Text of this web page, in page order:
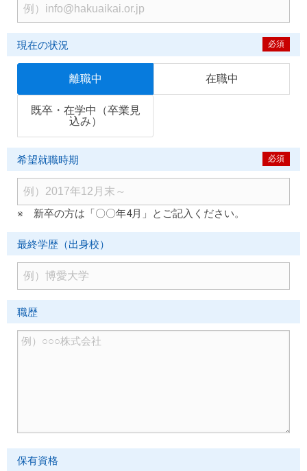
必須
現在の状況
離職中 在職中
既卒・在学中（卒業見
込み）
必須
希望就職時期
※ 新卒の方は「〇〇年4月」とご記入ください。
最終学歴（出身校）
職歴
保有資格